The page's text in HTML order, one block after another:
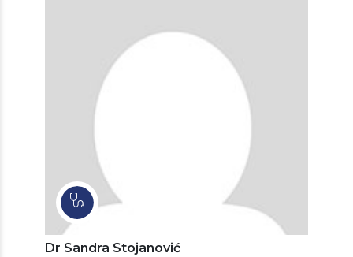
Dr Sandra Stojanović